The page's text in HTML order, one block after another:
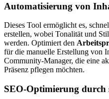
Automatisierung von
Dieses Tool ermöglicht es,
erstellen, wobei Tonalität und
werden. Optimiert den
für die manuelle Erstellung von
Community-Manager, die eine
Präsenz pflegen möchten.
SEO-Optimierung durch